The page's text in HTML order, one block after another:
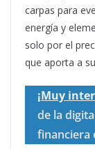
carpas para
energía y
solo por el
que aporta a
¡Muy
de la
financiera